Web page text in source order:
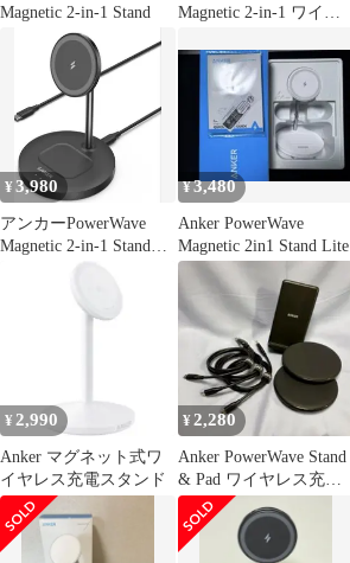
Magnetic 2-in-1 Stand
Magnetic 2-in-1 ワイヤ
¥3,980
アンカーPowerWave
Magnetic 2-in-1 Stand
¥3,480
Anker PowerWave
Magnetic 2in1 Stand Lite
¥ 2,990
Anker マグネット式ワ
イヤレス充電スタンド
¥2,280
Anker PowerWave Stand
& Pad ワイヤレス充電
器 3点